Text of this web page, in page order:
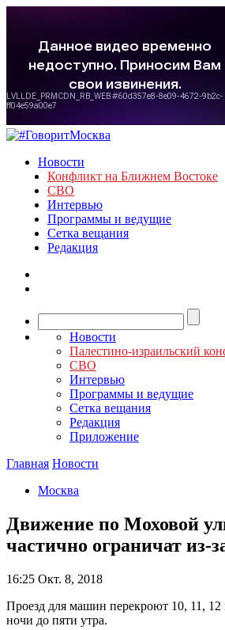
Новости
Конфликт на Ближнем Востоке
СВО
Интервью
Программы и ведущие
Сетка вещания
Редакция
Новости
Палестино-израильский
СВО
Интервью
Программы и ведущие
Сетка вещания
Редакция
Приложение
Главная Новости
Москва
Движение по Моховой
частично ограничат из-
16:25 Окт. 8, 2018
Проезд для машин перекроют 10, 11, 12
ночи до пяти утра.